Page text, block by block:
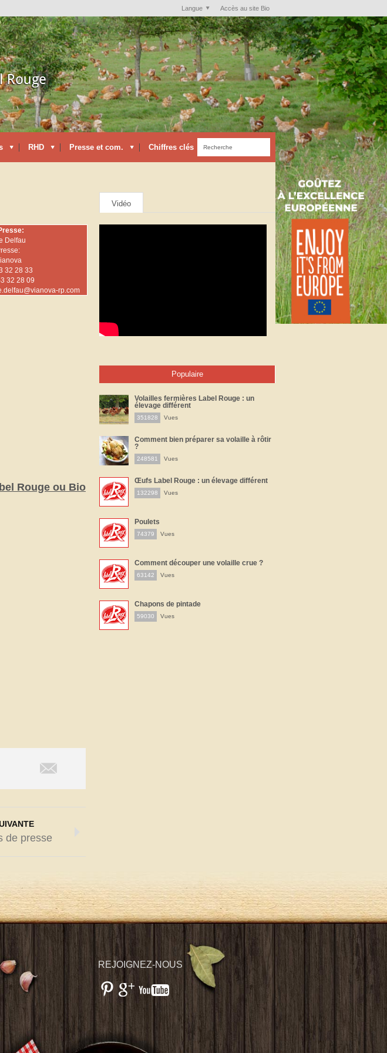
Langue Accès au site Bio
RHD Presse et com. Chiffres clés
Delfau
32 28 33
32 28 09
rp.com
Rouge ou Bio
de presse
Vidéo
Populaire
Volailles fermières Label Rouge : un
élevage différent
351828 Vues
Comment bien préparer sa volaille à rôtir
?
248581 Vues
Œufs Label Rouge : un élevage différent
132298 Vues
Poulets
74379 Vues
Comment découper une volaille crue ?
63142 Vues
Chapons de pintade
59030 Vues
REJOIGNEZ-NOUS